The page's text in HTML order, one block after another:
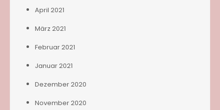
April 2021
März 2021
Februar 2021
Januar 2021
Dezember 2020
November 2020